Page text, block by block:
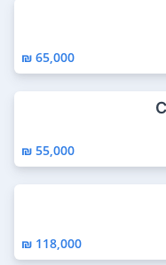
65,000 ₪
55,000 ₪
118,000 ₪